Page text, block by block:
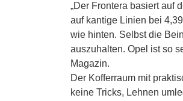
„Der Frontera basiert auf
auf kantige Linien bei
wie hinten. Selbst die
auszuhalten. Opel ist so
Magazin.
Der Kofferraum mit
keine Tricks, Lehnen